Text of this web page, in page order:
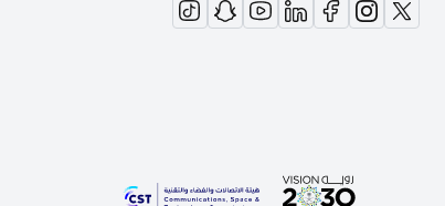
opens in new window
opens in new window
opens in new window
opens in new window
opens in new window
opens in new window
opens in new window